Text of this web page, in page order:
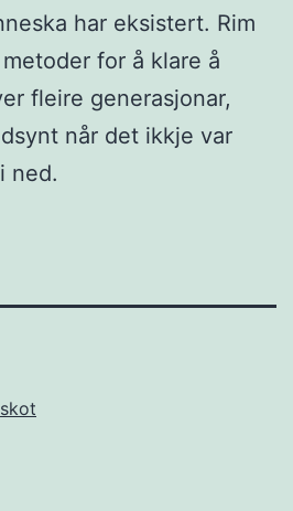
har eksistert. Rim
for å klare å
fleire generasjonar,
når det ikkje var
ned.